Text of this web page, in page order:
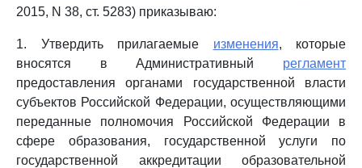
2015, N 38, ст. 5283) приказываю:
1. Утвердить прилагаемые изменения, которые
вносятся в Административный регламент
предоставления органами государственной власти
субъектов Российской Федерации, осуществляющими
переданные полномочия Российской Федерации в
сфере образования, государственной услуги по
государственной аккредитации образовательной